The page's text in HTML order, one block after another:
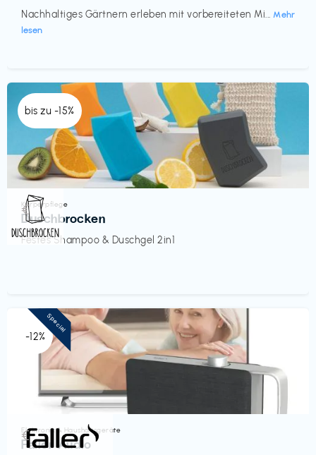
Nachhaltiges Gärtnern erleben mit vorbereiteten Mi... Mehr
lesen
bis zu -15%
Körperpflege
Duschbrocken
Festes Shampoo & Duschgel 2in1
€‎
-12%
Elektronik & Haushaltsgeräte
Faller Audio
€‎
Special